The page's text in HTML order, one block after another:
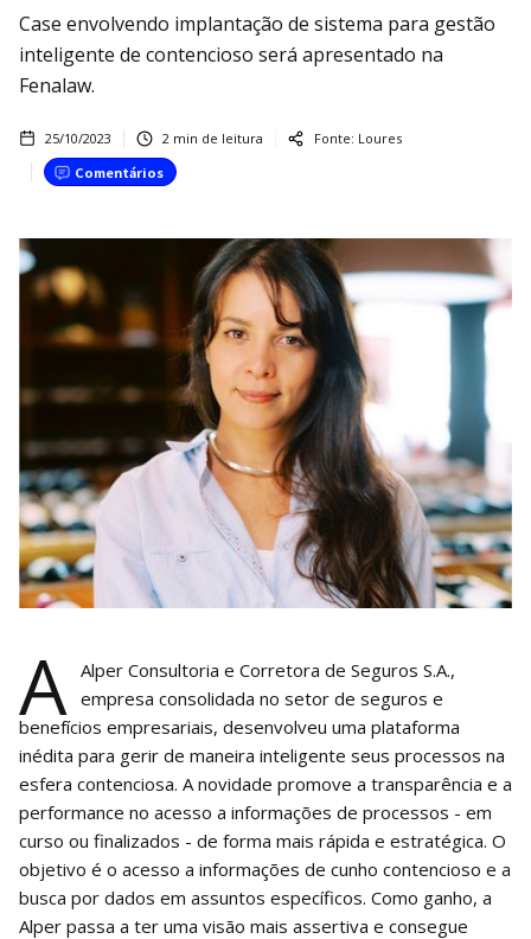
Case envolvendo implantação de sistema para gestão
inteligente de contencioso será apresentado na
Fenalaw.
25/10/2023 2 min de leitura Fonte: Loures
Comentários
A Alper Consultoria e Corretora de Seguros S.A.,
empresa consolidada no setor de seguros e
benefícios empresariais, desenvolveu uma plataforma
inédita para gerir de maneira inteligente seus processos na
esfera contenciosa. A novidade promove a transparência e a
performance no acesso a informações de processos - em
curso ou finalizados - de forma mais rápida e estratégica. O
objetivo é o acesso a informações de cunho contencioso e a
busca por dados em assuntos específicos. Como ganho, a
Alper passa a ter uma visão mais assertiva e consegue